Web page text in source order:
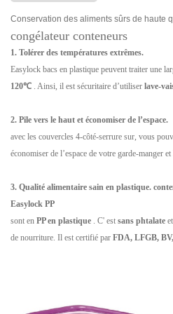
Conservation des aliments sûrs de haute
congélateur conteneurs
1. Tolérer des températures extrêmes.
Easylock bacs en plastique peuvent traiter une
120℃ . Ainsi, il est sécuritaire d’utiliser lave-
2. Pile vers le haut et économiser de l’espace.
avec les couvercles 4-côté-serrure sur, vous
économiser de l’espace de votre garde-manger
3. Qualité alimentaire sain en plastique.
Easylock PP
sont en PP en plastique . C' est sans phtalate et
de nourriture. Il est certifié par FDA, LFGB,